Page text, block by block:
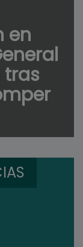
en
tras